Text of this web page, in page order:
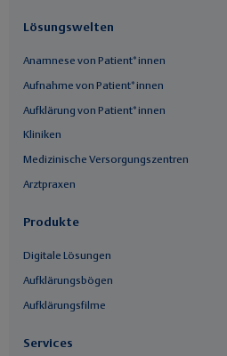
Lösungswelten
Anamnese von Patient*innen
Aufnahme von Patient*innen
Aufklärung von Patient*innen
Kliniken
Medizinische Versorgungszentren
Arztpraxen
Produkte
Digitale Lösungen
Aufklärungsbögen
Aufklärungsfilme
Services